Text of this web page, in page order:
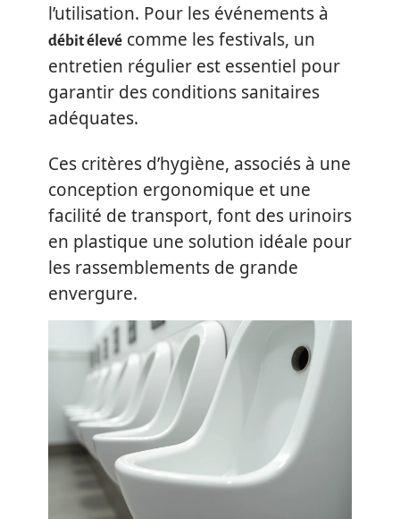
l’utilisation. Pour les événements à
débit élevé comme les festivals, un
entretien régulier est essentiel pour
garantir des conditions sanitaires
adéquates.
Ces critères d’hygiène, associés à une
conception ergonomique et une
facilité de transport, font des urinoirs
en plastique une solution idéale pour
les rassemblements de grande
envergure.